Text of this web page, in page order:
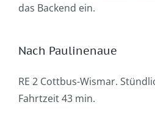
das Backend ein.
Nach Paulinenaue
RE 2 Cottbus-Wismar.
Fahrtzeit 43 min.